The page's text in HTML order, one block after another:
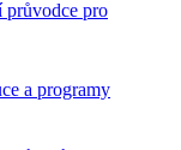
pro